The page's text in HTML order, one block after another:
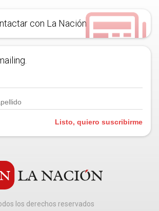
con La Nación
Listo, quiero suscribirme
los derechos reservados